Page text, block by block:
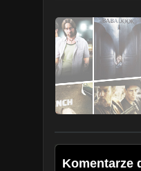
Komentarze